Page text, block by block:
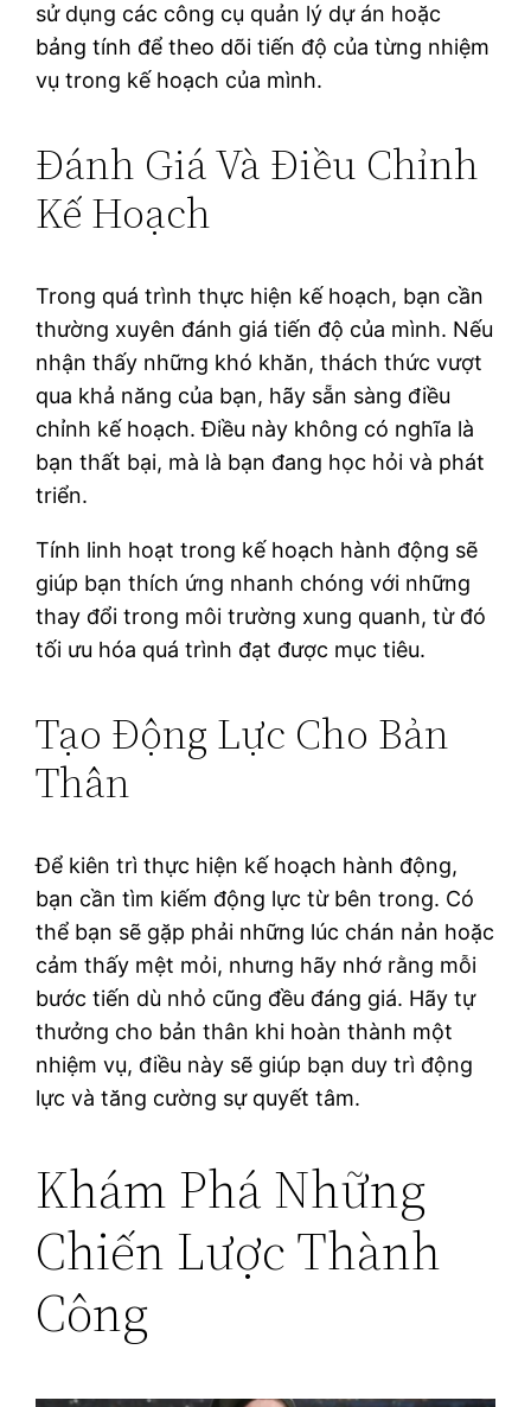
sử dụng các công cụ quản lý dự án hoặc
bảng tính để theo dõi tiến độ của từng nhiệm
vụ trong kế hoạch của mình.
Đánh Giá Và Điều Chỉnh
Kế Hoạch
Trong quá trình thực hiện kế hoạch, bạn cần
thường xuyên đánh giá tiến độ của mình. Nếu
nhận thấy những khó khăn, thách thức vượt
qua khả năng của bạn, hãy sẵn sàng điều
chỉnh kế hoạch. Điều này không có nghĩa là
bạn thất bại, mà là bạn đang học hỏi và phát
triển.
Tính linh hoạt trong kế hoạch hành động sẽ
giúp bạn thích ứng nhanh chóng với những
thay đổi trong môi trường xung quanh, từ đó
tối ưu hóa quá trình đạt được mục tiêu.
Tạo Động Lực Cho Bản
Thân
Để kiên trì thực hiện kế hoạch hành động,
bạn cần tìm kiếm động lực từ bên trong. Có
thể bạn sẽ gặp phải những lúc chán nản hoặc
cảm thấy mệt mỏi, nhưng hãy nhớ rằng mỗi
bước tiến dù nhỏ cũng đều đáng giá. Hãy tự
thưởng cho bản thân khi hoàn thành một
nhiệm vụ, điều này sẽ giúp bạn duy trì động
lực và tăng cường sự quyết tâm.
Khám Phá Những
Chiến Lược Thành
Công